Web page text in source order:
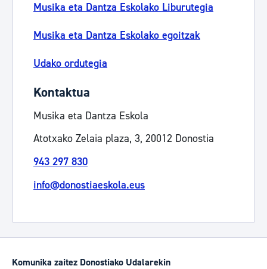
Musika eta Dantza Eskolako Liburutegia
Musika eta Dantza Eskolako egoitzak
Udako ordutegia
Kontaktua
Musika eta Dantza Eskola
Atotxako Zelaia plaza, 3, 20012 Donostia
943 297 830
info@donostiaeskola.eus
Komunika zaitez Donostiako Udalarekin